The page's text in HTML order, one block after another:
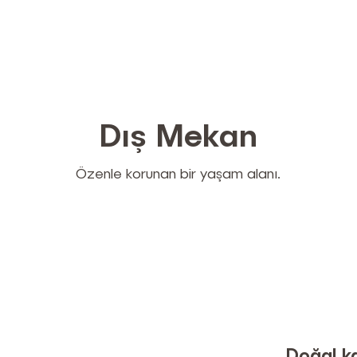
Dış Mekan
Özenle korunan bir yaşam alanı.